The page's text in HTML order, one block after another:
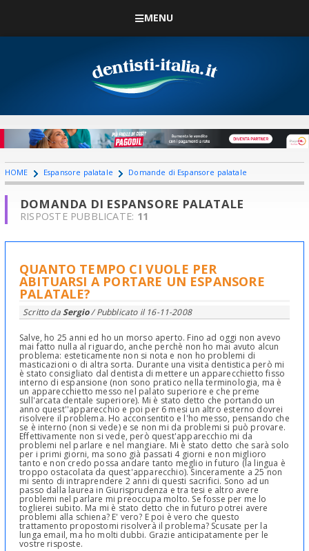
MENU
HOME Espansore palatale Domande di Espansore palatale
DOMANDA DI ESPANSORE PALATALE
RISPOSTE PUBBLICATE: 11
QUANTO TEMPO CI VUOLE PER
ABITUARSI A PORTARE UN ESPANSORE
PALATALE?
Scritto daSergio/ Pubblicato il 16-11-2008
Salve, ho 25 anni ed ho un morso aperto. Fino ad oggi non avevo
mai fatto nulla al riguardo, anche perchè non ho mai avuto alcun
problema: esteticamente non si nota e non ho problemi di
masticazioni o di altra sorta. Durante una visita dentistica però mi
è stato consigliato dal dentista di mettere un apparecchietto fisso
interno di espansione (non sono pratico nella terminologia, ma è
un apparecchietto messo nel palato superiore e che preme
sull'arcata dentale superiore). Mi è stato detto che portando un
anno quest''apparecchio e poi per 6 mesi un altro esterno dovrei
risolvere il problema. Ho acconsentito e l'ho messo, pensando che
se è interno (non si vede) e se non mi da problemi si può provare.
Effettivamente non si vede, però quest'apparecchio mi da
problemi nel parlare e nel mangiare. Mi è stato detto che sarà solo
per i primi giorni, ma sono già passati 4 giorni e non miglioro
tanto e non credo possa andare tanto meglio in futuro (la lingua è
troppo ostacolata da quest'apparecchio). Sinceramente a 25 non
mi sento di intraprendere 2 anni di questi sacrifici. Sono ad un
passo dalla laurea in Giurisprudenza e tra tesi e altro avere
problemi nel parlare mi preoccupa molto. Se fosse per me lo
toglierei subito. Ma mi è stato detto che in futuro potrei avere
problemi alla schiena? E' vero? E poi è vero che questo
trattamento propostomi risolverà il problema? Scusate per la
lunga email, ma ho molti dubbi. Grazie anticipatamente per le
vostre risposte.